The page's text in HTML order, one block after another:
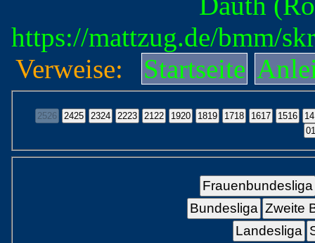
https://mattzug.de/bmm/
Verweise:
Startseite
Frauenbundesliga
Bundesliga Zweite
Landesliga